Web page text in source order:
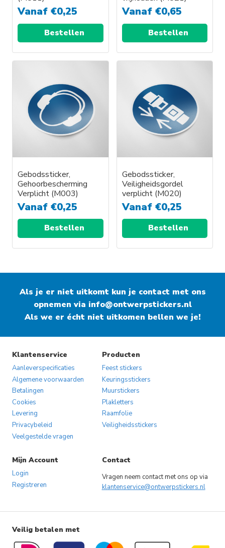
Vanaf €0,25
Bestellen
Vanaf €0,65
Bestellen
Gebodssticker,
Gehoorbescherming
Verplicht (M003)
Vanaf €0,25
Bestellen
Gebodssticker,
Veiligheidsgordel
verplicht (M020)
Vanaf €0,25
Bestellen
Als je er niet uitkomt kun je contact met ons
opnemen via info@ontwerpstickers.nl
Als we er écht niet uitkomen bellen we je!
Klantenservice
Aanleverspecificaties
Algemene voorwaarden
Betalingen
Cookies
Levering
Privacybeleid
Veelgestelde vragen
Producten
Feest stickers
Keuringsstickers
Muurstickers
Plakletters
Raamfolie
Veiligheidsstickers
Mijn Account
Login
Registreren
Contact
Vragen neem contact met ons op via
klantenservice@ontwerpstickers.nl
Veilig betalen met